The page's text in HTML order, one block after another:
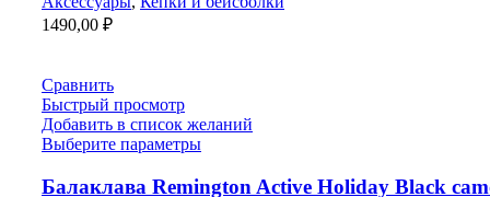
1490,00 ₽
Сравнить
Быстрый просмотр
Добавить в список желаний
Выберите параметры
Балаклава Remington Active Holiday Black